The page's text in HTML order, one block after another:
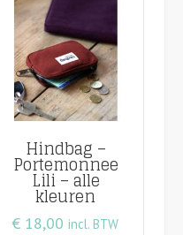
Hindbag –
Portemonnee
Lili – alle
kleuren
€ 18,00 incl. BTW